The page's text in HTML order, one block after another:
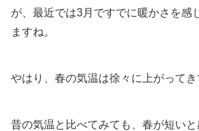
が、最近では3月ですでに暖かさを感
ますね。
やはり、春の気温は徐々に上がってき
昔の気温と比べてみても、春が短い